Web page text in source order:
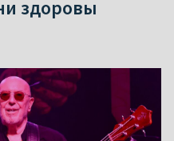
здоровы